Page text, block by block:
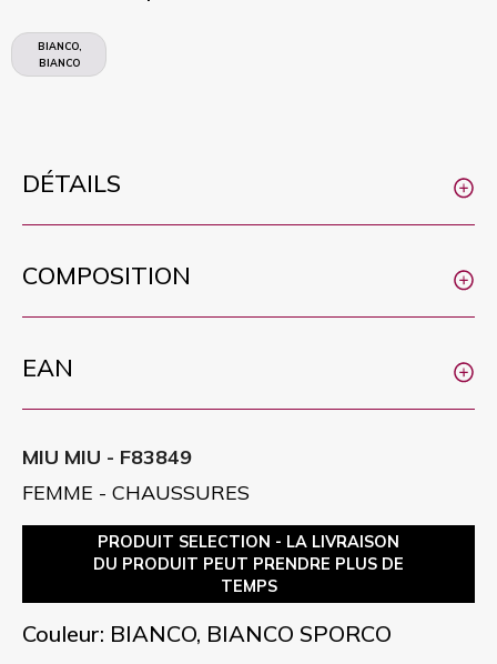
BIANCO,
BIANCO
SPORCO
DÉTAILS
COMPOSITION
EAN
MIU MIU - F83849
FEMME - CHAUSSURES
PRODUIT SELECTION - LA LIVRAISON
DU PRODUIT PEUT PRENDRE PLUS DE
TEMPS
Couleur: BIANCO, BIANCO SPORCO